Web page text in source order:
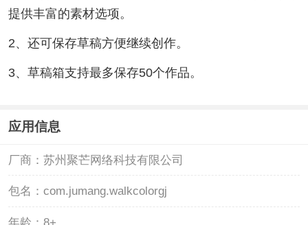
提供丰富的素材选项。
2、还可保存草稿方便继续创作。
3、草稿箱支持最多保存50个作品。
应用信息
厂商： 苏州聚芒网络科技有限公司
包名： com.jumang.walkcolorgj
年龄： 8+